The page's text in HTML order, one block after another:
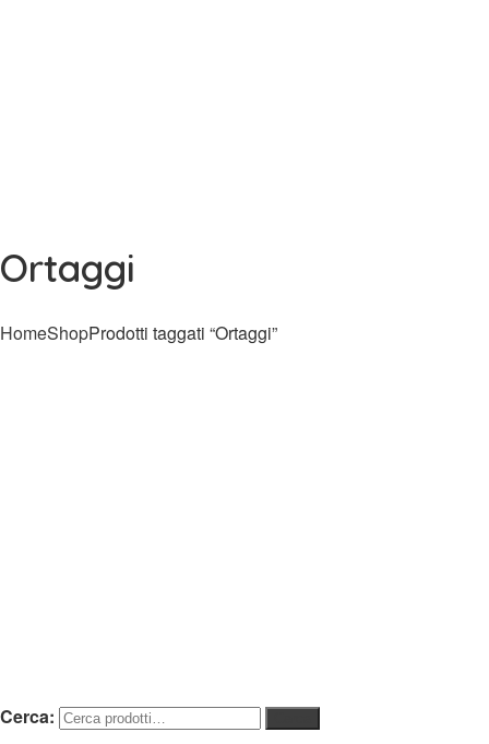
Ortaggi
HomeShopProdotti taggati “Ortaggi”
Cerca: